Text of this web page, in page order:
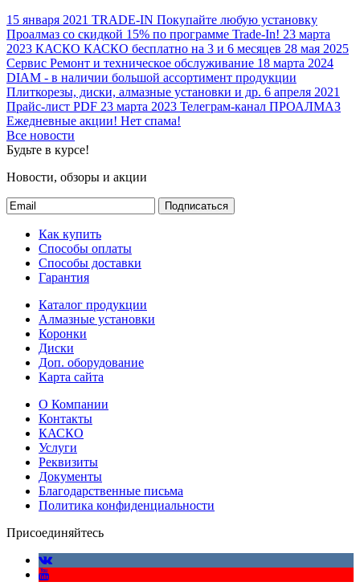
15 января 2021 TRADE-IN Покупайте любую установку
Проалмаз со скидкой 15% по программе Trade-In! 23 марта
2023 КАСКО КАСКО бесплатно на 3 и 6 месяцев 28 мая 2025
Сервис Ремонт и техническое обслуживание 18 марта 2024
DIAM - в наличии большой ассортимент продукции
Плиткорезы, диски, алмазные установки и др. 6 апреля 2021
Прайс-лист PDF 23 марта 2023 Телеграм-канал ПРОАЛМАЗ
Ежедневные акции! Нет спама!
Все новости
Будьте в курсе!
Новости, обзоры и акции
Подписаться
Как купить
Способы оплаты
Способы доставки
Гарантия
Каталог продукции
Алмазные установки
Коронки
Диски
Доп. оборудование
Карта сайта
О Компании
Контакты
КАСКО
Услуги
Реквизиты
Документы
Благодарственные письма
Политика конфиденциальности
Присоединяйтесь